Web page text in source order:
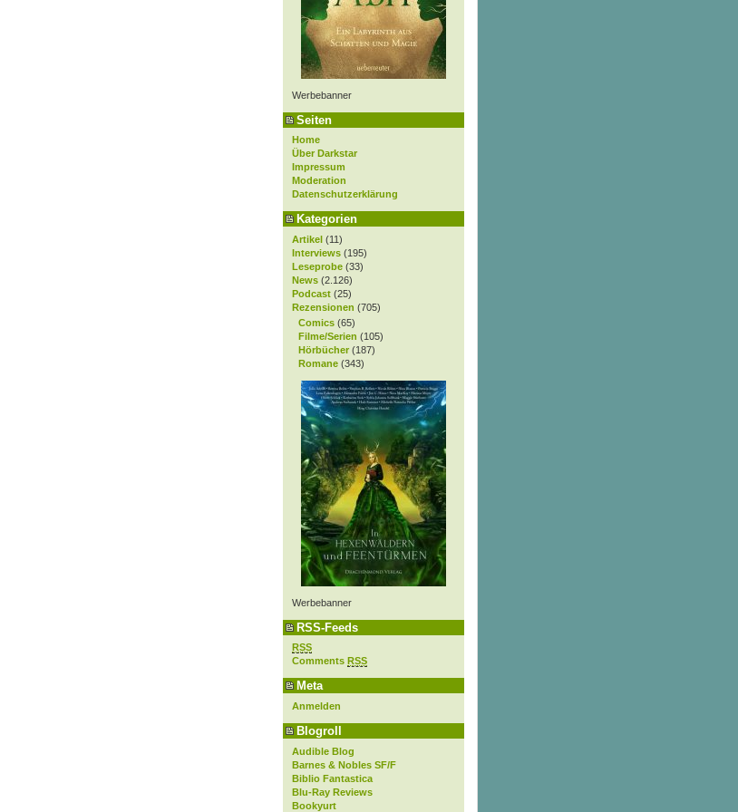
Werbebanner
Seiten
Home
Über Darkstar
Impressum
Moderation
Datenschutzerklärung
Kategorien
Artikel (11)
Interviews (195)
Leseprobe (33)
News (2.126)
Podcast (25)
Rezensionen (705)
Comics (65)
Filme/Serien (105)
Hörbücher (187)
Romane (343)
Werbebanner
RSS-Feeds
RSS
Comments RSS
Meta
Anmelden
Blogroll
Audible Blog
Barnes & Nobles SF/F
Biblio Fantastica
Blu-Ray Reviews
Bookyurt